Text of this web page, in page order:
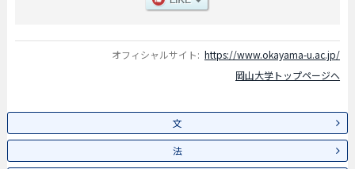
オフィシャルサイト: https://www.okayama-u.ac.jp/
岡山大学トップページへ
文
法